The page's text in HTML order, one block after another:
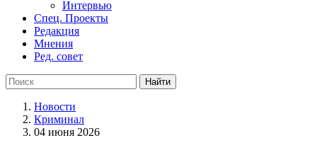
Интервью
Спец. Проекты
Редакция
Мнения
Ред. совет
Новости
Криминал
04 июня 2026